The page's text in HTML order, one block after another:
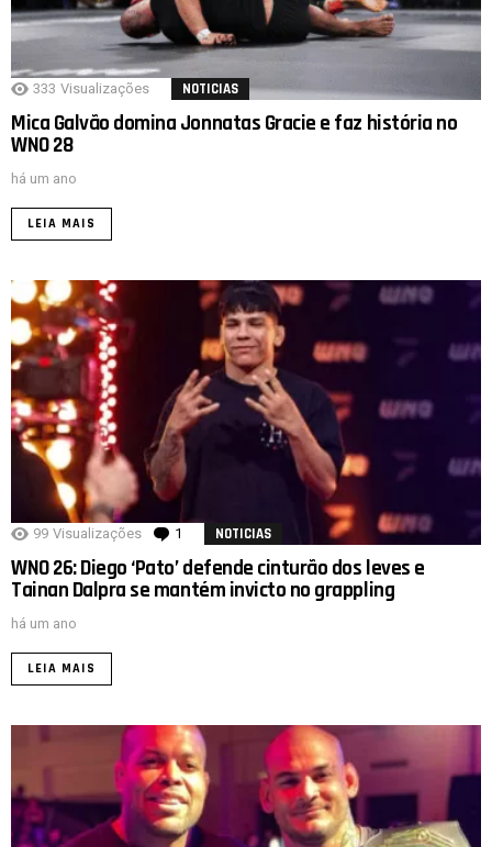
333 Visualizações NOTICIAS
Mica Galvão domina Jonnatas Gracie e faz história no
WNO 28
há um ano
LEIA MAIS
99 Visualizações 1 comentário
NOTICIAS
WNO 26: Diego ‘Pato’ defende cinturão dos leves e
Tainan Dalpra se mantém invicto no grappling
há um ano
LEIA MAIS